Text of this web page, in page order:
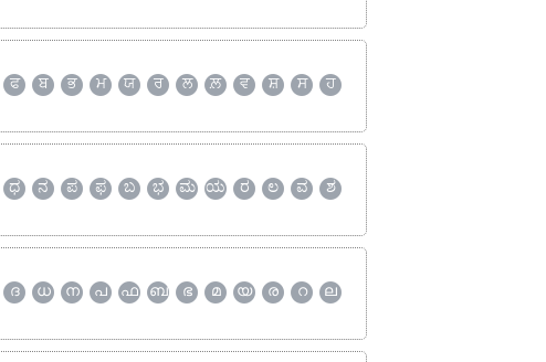
ਫ ਬ ਭ ਮ ਯ ਰ ਲ ਲ਼ ਵ ਸ਼ ਸ
ਹ
ಧ ನ ಪ ಫ ಬ ಭ ಮ ಯ ರ ಲ ವ
ಶ
ദ ധ ന പ ഫ ബ ഭ മ യ ര റ
ല